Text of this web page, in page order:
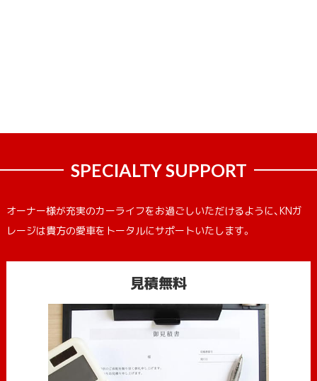
SPECIALTY SUPPORT
オーナー様が充実のカーライフをお過ごしいただけるように、KNガ
レージは貴方の愛車をトータルにサポートいたします。
見積無料